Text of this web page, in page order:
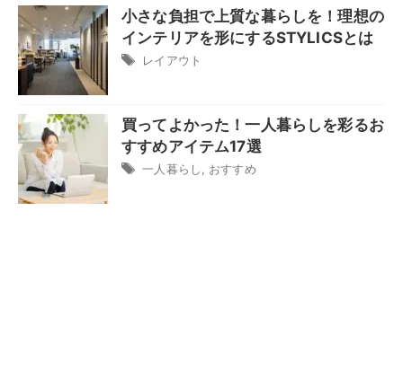
小さな負担で上質な暮らしを！理想の
インテリアを形にするSTYLICSとは
レイアウト
買ってよかった！一人暮らしを彩るお
すすめアイテム17選
一人暮らし おすすめ